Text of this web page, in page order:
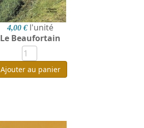
4,00 € l'unité
Le Beaufortain
Ajouter au panier